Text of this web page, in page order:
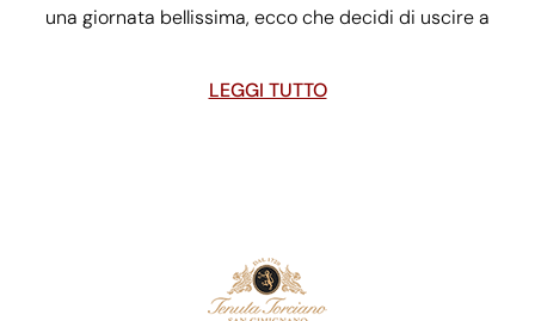
una giornata bellissima, ecco che decidi di uscire a
LEGGI TUTTO